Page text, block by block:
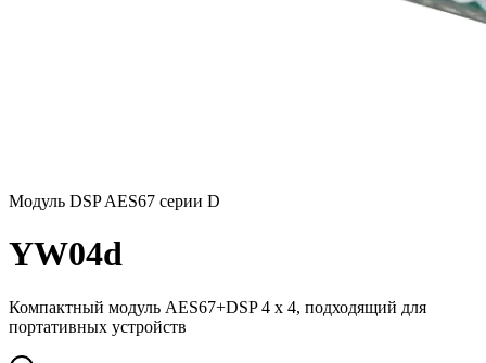
Модуль DSP AES67 серии D
YW04d
Компактный модуль AES67+DSP 4 x 4, подходящий для
портативных устройств